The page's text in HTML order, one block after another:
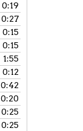
0:19
0:27
0:15
0:15
1:55
0:12
0:42
0:20
0:25
0:25